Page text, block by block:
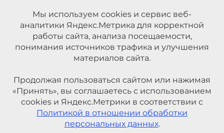
Мы используем cookies и сервис веб-
аналитики Яндекс.Метрика для корректной
работы сайта, анализа посещаемости,
понимания источников трафика и улучшения
материалов сайта.
Продолжая пользоваться сайтом или нажимая
«Принять», вы соглашаетесь с использованием
cookies и Яндекс.Метрики в соответствии с
Политикой в отношении обработки
персональных данных.